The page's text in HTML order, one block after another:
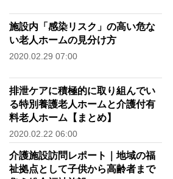
施設内「感染リスク」の高い危な
い老人ホームの見分け方
2020.02.29 07:00
排泄ケアに積極的に取り組んでい
る特別養護老人ホームと介護付有
料老人ホーム【まとめ】
2020.02.22 06:00
介護施設訪問レポート｜地域の福
祉拠点として子供から高齢者まで